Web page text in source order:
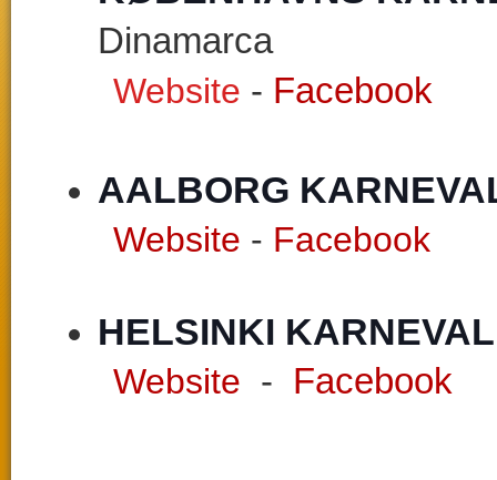
Dinamarca
Website - Facebook
AALBORG
Website - Facebook
HELSINKI
Website - Facebook